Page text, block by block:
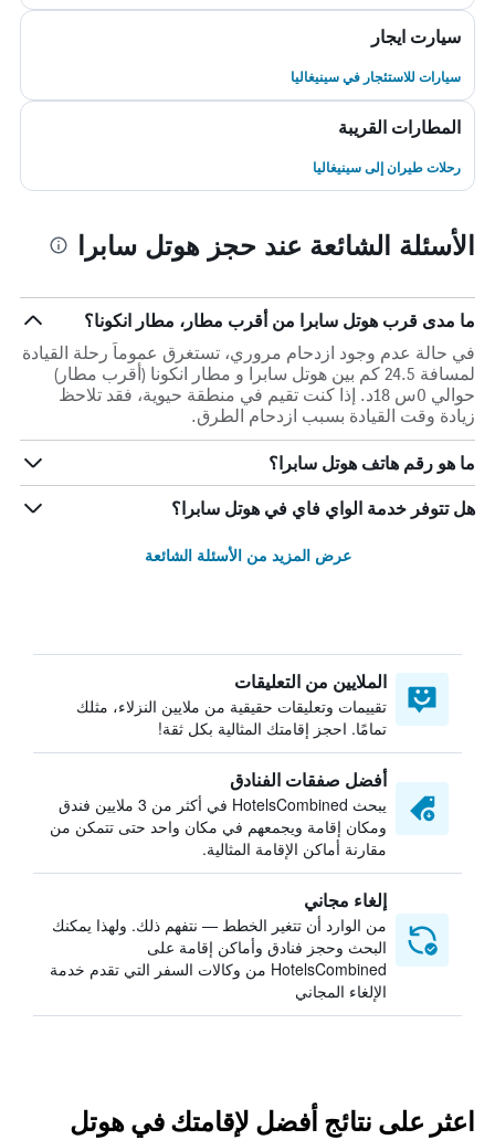
سيارت ايجار
سيارات للاستئجار في سينيغاليا
المطارات القريبة
رحلات طيران إلى سينيغاليا
الأسئلة الشائعة عند حجز هوتل سابرا
ما مدى قرب هوتل سابرا من أقرب مطار، مطار انكونا؟
في حالة عدم وجود ازدحام مروري، تستغرق عموماً رحلة القيادة
لمسافة 24.5 كم بين هوتل سابرا و مطار انكونا (أقرب مطار)
حوالي 0س 18د. إذا كنت تقيم في منطقة حيوية، فقد تلاحظ
زيادة وقت القيادة بسبب ازدحام الطرق.
ما هو رقم هاتف هوتل سابرا؟
هل تتوفر خدمة الواي فاي في هوتل سابرا؟
عرض المزيد من الأسئلة الشائعة
الملايين من التعليقات
تقييمات وتعليقات حقيقية من ملايين النزلاء، مثلك
تمامًا. احجز إقامتك المثالية بكل ثقة!
أفضل صفقات الفنادق
يبحث HotelsCombined في أكثر من 3 ملايين فندق
ومكان إقامة ويجمعهم في مكان واحد حتى تتمكن من
مقارنة أماكن الإقامة المثالية.
إلغاء مجاني
من الوارد أن تتغير الخطط — نتفهم ذلك. ولهذا يمكنك
البحث وحجز فنادق وأماكن إقامة على
HotelsCombined من وكالات السفر التي تقدم خدمة
الإلغاء المجاني
اعثر على نتائج أفضل لإقامتك في هوتل